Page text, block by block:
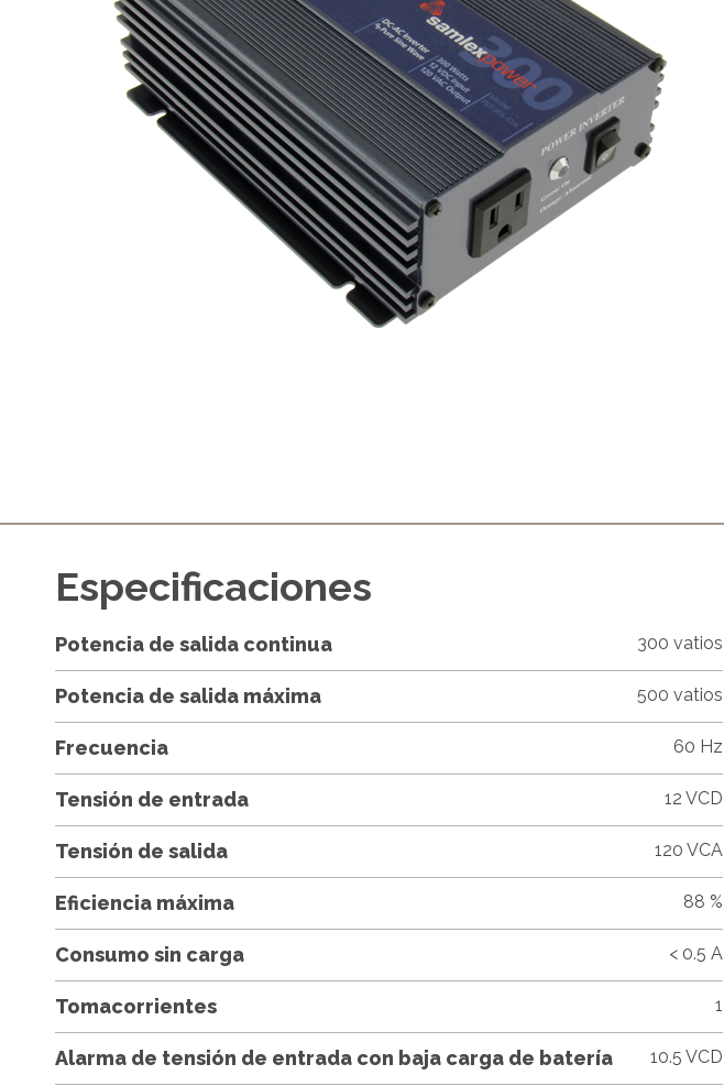
Especificaciones
Potencia de salida continua 300 vatios
Potencia de salida máxima 500 vatios
Frecuencia 60 Hz
Tensión de entrada 12 VCD
Tensión de salida 120 VCA
Eficiencia máxima 88 %
Consumo sin carga < 0.5 A
Tomacorrientes 1
Alarma de tensión de entrada con baja carga de batería 10.5 VCD